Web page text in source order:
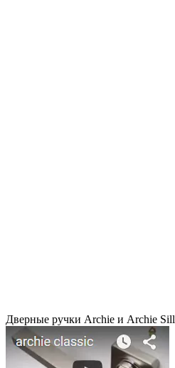
Дверные ручки Archie и Archie